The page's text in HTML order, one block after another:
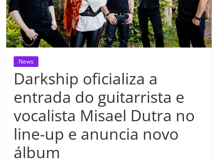
News
Darkship oficializa a
entrada do guitarrista e
vocalista Misael Dutra no
line-up e anuncia novo
álbum